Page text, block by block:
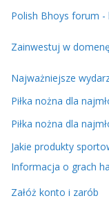
Polish Bhoys forum -
Zainwestuj w
Najważniejsze
Piłka nożna dla
Piłka nożna dla
Jakie produkty
Informacja o grach
Załóż konto i zarób